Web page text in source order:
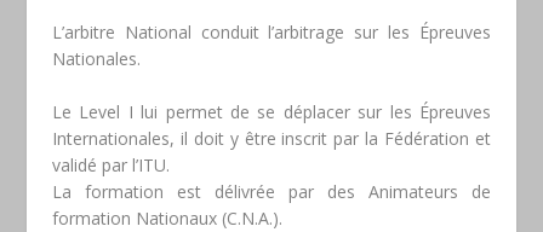
L’arbitre National conduit l’arbitrage sur les Épreuves
Nationales.
Le Level I lui permet de se déplacer sur les Épreuves
Internationales, il doit y être inscrit par la Fédération et
validé par l’ITU.
La formation est délivrée par des Animateurs de
formation Nationaux (C.N.A.).